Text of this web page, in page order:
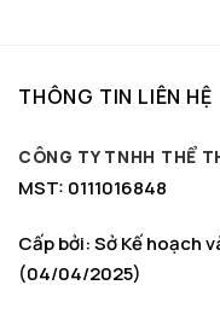
THÔNG TIN LIÊN HỆ
CÔNG TY TNHH THỂ
MST: 0111016848
Cấp bởi: Sở Kế hoạch
(04/04/2025)